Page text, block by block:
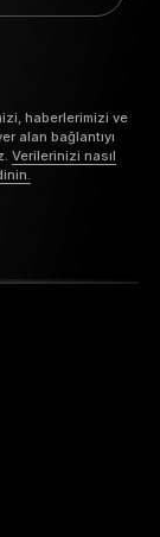
haberlerimizi ve
alan bağlantıyı
Verilerinizi nasıl